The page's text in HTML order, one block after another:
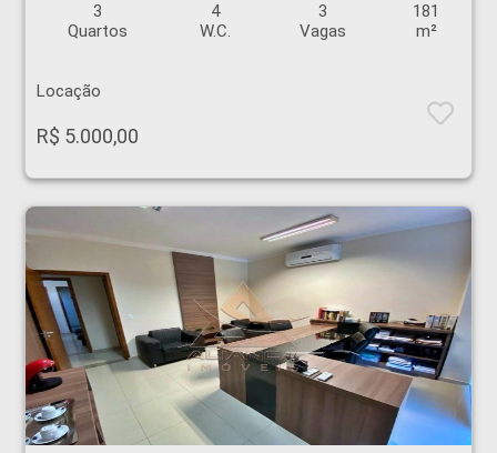
3
Quartos
4
W.C.
3
Vagas
181
m²
Locação
R$ 5.000,00
Prédio Comercial - Ipiranga - Ribeirão Preto